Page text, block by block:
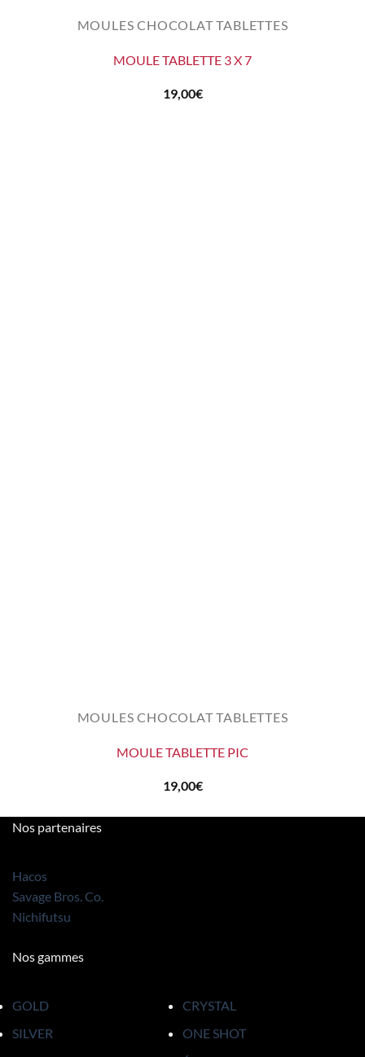
MOULES CHOCOLAT TABLETTES
MOULE TABLETTE 3 X 7
19,00€
MOULES CHOCOLAT TABLETTES
MOULE TABLETTE PIC
19,00€
Nos partenaires
Hacos
Savage Bros. Co.
Nichifutsu
Nos gammes
GOLD
CRYSTAL
SILVER
ONE SHOT